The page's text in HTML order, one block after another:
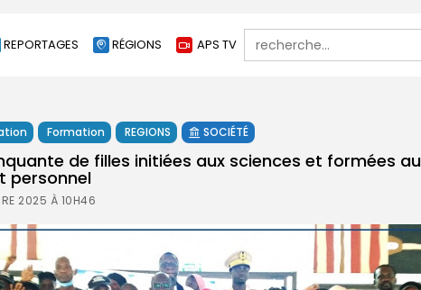
REPORTAGES RÉGIONS APS TV
Search
for:
Formation REGIONS SOCIÉTÉ
de filles initiées aux sciences et formées au
personnel
2025 À 10H46